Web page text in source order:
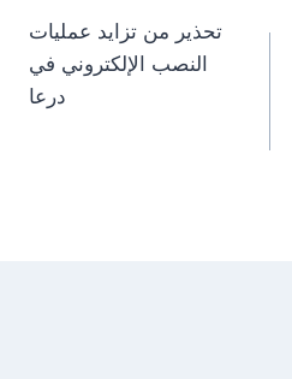
تحذير من تزايد عمليات
النصب الإلكتروني في
درعا